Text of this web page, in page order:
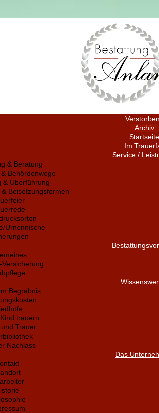
Archiv
Startseite
Im
Service /
& Beratung
Behördenwege
& Überführung
Beisetzungsformen
Urnennische
Begräbnis
trauern
Trauer
Nachlass
Das